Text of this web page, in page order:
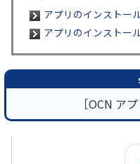
アプリのインストー
アプリのインストー
［OCN ア